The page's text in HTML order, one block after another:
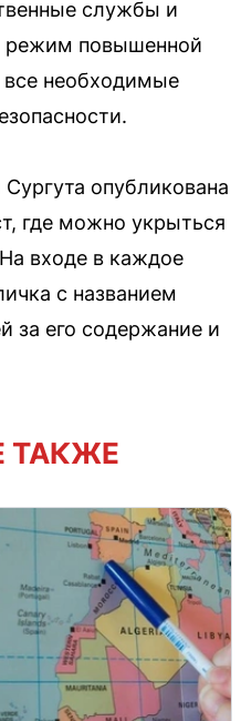
службы и
режим повышенной
все необходимые
опубликована
где можно укрыться
входе в каждое
с названием
за его содержание и
ТАКЖЕ